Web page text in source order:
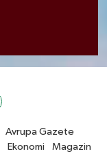
Avrupa Gazete
Ekonomi Magazin